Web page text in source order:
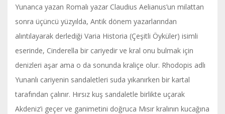
Yunanca yazan Romalı yazar Claudius Aelianus’un milattan
sonra üçüncü yüzyılda, Antik dönem yazarlarından
alıntılayarak derlediği Varia Historia (Çeşitli Öyküler) isimli
eserinde, Cinderella bir cariyedir ve kral onu bulmak için
denizleri aşar ama o da sonunda kraliçe olur. Rhodopis adlı
Yunanlı cariyenin sandaletleri suda yıkanırken bir kartal
tarafından çalınır. Hırsız kuş sandaletle birlikte uçarak
Akdeniz’i geçer ve ganimetini doğruca Mısır kralının kucağına